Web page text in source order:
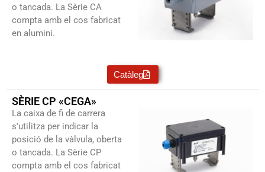
o tancada. La Sèrie CA
compta amb el cos fabricat
en alumini.
Catàleg
SÈRIE CP «CEGA»
La caixa de fi de carrera
s'utilitza per indicar la
posició de la vàlvula, oberta
o tancada. La Sèrie CP
compta amb el cos fabricat